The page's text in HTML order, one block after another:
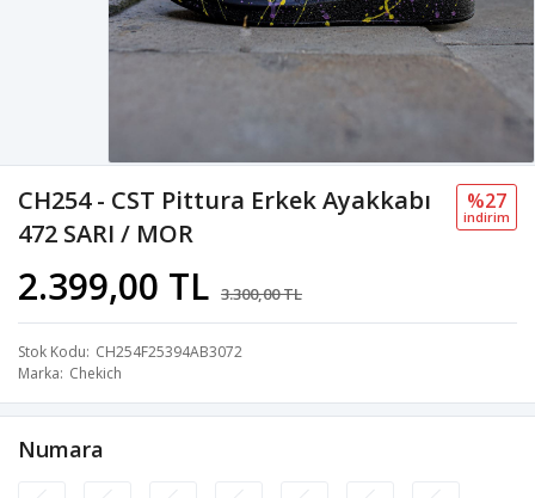
CH254 - CST Pittura Erkek Ayakkabı
472 SARI / MOR
2.399,00 TL 3.300,00 TL
%27
i̇ndi̇ri̇m
Stok Kodu CH254F25394AB3072
Marka Chekich
Numara